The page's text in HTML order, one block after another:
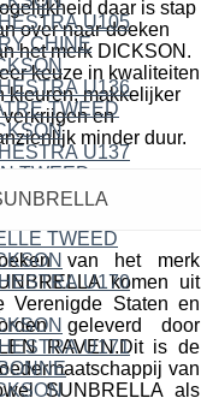
daar is stap
over naar doeken
het merk DICKSON.
keuze in kwaliteiten
kleuren, makkelijker
verkrijgen en
minder duur.
van het merk
komen uit
Verenigde Staten en
geleverd door
RAVEN.Dit is de
van
SUNBRELLA als